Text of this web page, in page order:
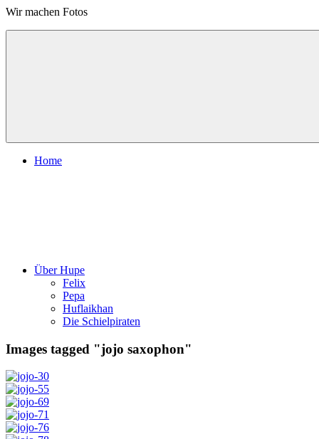
HuPe
Wir machen Fotos
Home
Über Hupe
Felix
Pepa
Huflaikhan
Die Schielpiraten
Images tagged "jojo saxophon"